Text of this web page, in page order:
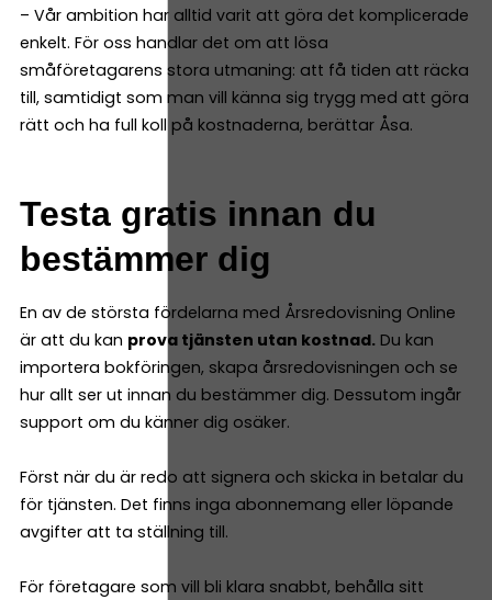
– Vår ambition har alltid varit att göra det komplicerade
enkelt. För oss handlar det om att lösa
småföretagarens stora utmaning: att få tiden att räcka
till, samtidigt som man vill känna sig trygg med att göra
rätt och ha full koll på kostnaderna, berättar Åsa.
Testa gratis innan du
bestämmer dig
En av de största fördelarna med Årsredovisning Online
är att du kan prova tjänsten utan kostnad. Du kan
importera bokföringen, skapa årsredovisningen och se
hur allt ser ut innan du bestämmer dig. Dessutom ingår
support om du känner dig osäker.
Först när du är redo att signera och skicka in betalar du
för tjänsten. Det finns inga abonnemang eller löpande
avgifter att ta ställning till.
För företagare som vill bli klara snabbt, behålla sitt